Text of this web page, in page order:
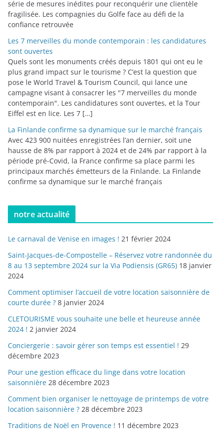
série de mesures inédites pour reconquérir une clientèle
fragilisée. Les compagnies du Golfe face au défi de la
confiance retrouvée
Les 7 merveilles du monde contemporain : les candidatures
sont ouvertes
Quels sont les monuments créés depuis 1801 qui ont eu le
plus grand impact sur le tourisme ? C’est la question que
pose le World Travel & Tourism Council, qui lance une
campagne visant à consacrer les "7 merveilles du monde
contemporain". Les candidatures sont ouvertes, et la Tour
Eiffel est en lice. Les 7 […]
La Finlande confirme sa dynamique sur le marché français
Avec 423 900 nuitées enregistrées l’an dernier, soit une
hausse de 8% par rapport à 2024 et de 24% par rapport à la
période pré-Covid, la France confirme sa place parmi les
principaux marchés émetteurs de la Finlande. La Finlande
confirme sa dynamique sur le marché français
notre actualité
Le carnaval de Venise en images ! 21 février 2024
Saint-Jacques-de-Compostelle – Réservez votre randonnée du
8 au 13 septembre 2024 sur la Via Podiensis (GR65) 18 janvier
2024
Comment optimiser l’accueil de votre location saisonnière de
courte durée ? 8 janvier 2024
CLETOURISME vous souhaite une belle et heureuse année
2024 ! 2 janvier 2024
Conciergerie : savoir gérer son temps est essentiel ! 29
décembre 2023
Pour une gestion efficace du linge dans votre location
saisonnière 28 décembre 2023
Comment bien organiser le nettoyage de printemps de votre
location saisonnière ? 28 décembre 2023
Traditions de Noël en Provence ! 11 décembre 2023